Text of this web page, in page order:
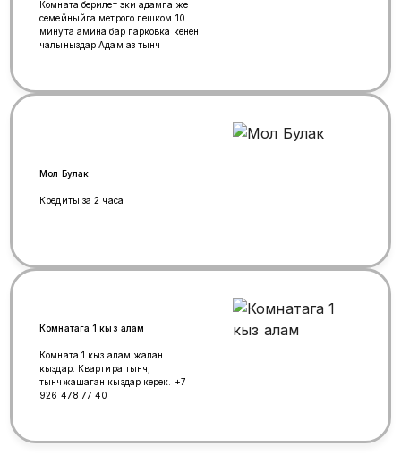
Комната берилет эки адамга же
семейныйга метрого пешком 10
минута амина бар парковка кенен
чалыныздар Адам аз тынч
Мол Булак
Кредиты за 2 часа
Комнатага 1 кыз алам
Комната 1 кыз алам жалан
кыздар. Квартира тынч,
тынчжашаган кыздар керек. +7
926 478 77 40